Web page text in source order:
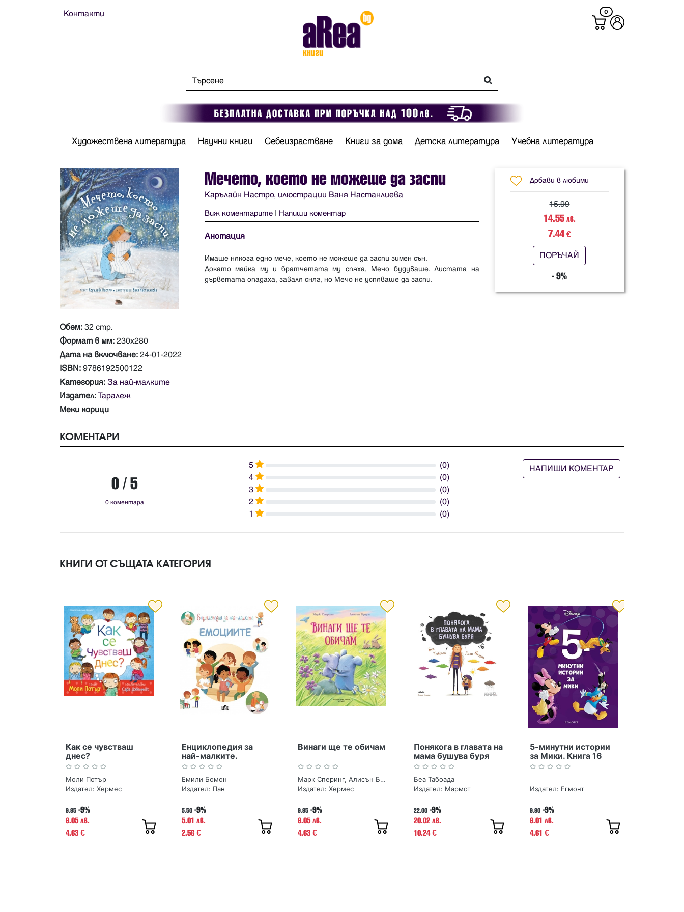
Контакти 0
Художествена литература Научни книги Себеизрастване Книги за дома Детска литература Учебна литература
Обем: 32 стр.
Формат в мм: 230х280
Дата на включване: 24-01-2022
ISBN: 9786192500122
Категория: За най-малките
Издател:Таралеж
Меки корици
Мечето, което не можеше да заспи
Карълайн Настро, илюстрации Ваня Настанлиева
Виж коментарите | Напиши коментар
Анотация
Имаше някога едно мече, което не можеше да заспи зимен сън.
Докато майка му и братчетата му спяха, Мечо будуваше. Листата на
Добави в любими
15.99
14.55лв.
7.44€
ПОРЪЧАЙ
- 9%
КОМЕНТАРИ
0 / 5
0 коментара
5
(0)
4
(0)
3
(0)
2
(0)
1
(0)
НАПИШИ КОМЕНТАР
КНИГИ ОТ СЪЩАТА КАТЕГОРИЯ
Как се чувстваш
днес?
Моли Потър
Издател: Хермес
9.95 -9%
9.05 лв.
4.63 €
Енциклопедия за
най-малките.
Емоциите
Емили Бомон
Издател: Пан
5.50 -9%
5.01 лв.
2.56 €
Винаги ще те обичам
Марк Сперинг, Алисън Браун
Издател: Хермес
9.95 -9%
9.05 лв.
4.63 €
Понякога в главата на
мама бушува буря
Беа Табоада
Издател: Мармот
22.00 -9%
20.02 лв.
10.24€
5-минутни истории
за Мики. Книга 16
Издател: Егмонт
9.90 -9%
9.01 лв.
4.61 €